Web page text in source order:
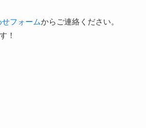
せフォームからご連絡ください。
！